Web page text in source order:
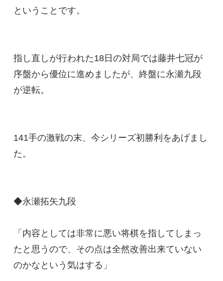
ということです。
指し直しが行われた18日の対局では藤井七冠が
序盤から優位に進めましたが、終盤に永瀬九段
が逆転。
141手の激戦の末、今シリーズ初勝利をあげまし
た。
◆永瀬拓矢九段
「内容としては非常に悪い将棋を指してしまっ
たと思うので、その点は全然改善出来ていない
のかなという気はする」